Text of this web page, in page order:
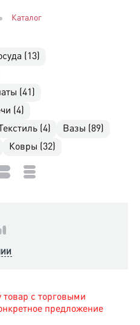
Каталог
(13)
(41)
(4)
Текстиль (4)
Вазы (89)
Ковры (32)
товар с торговыми
предложение